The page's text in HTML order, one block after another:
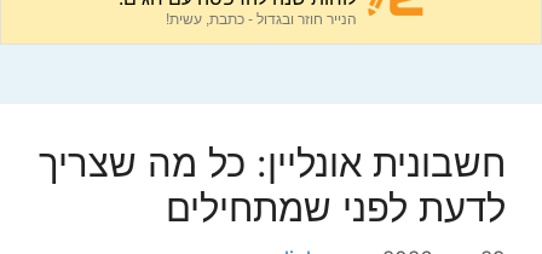
חשבונית אונליין: כל מה שצריך
לדעת לפני שמתחילים